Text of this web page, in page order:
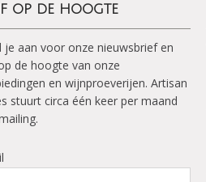
op de hoogte
je aan voor onze nieuwsbrief en
de hoogte van onze
en wijnproeverijen. Artisan
stuurt circa één keer per maand